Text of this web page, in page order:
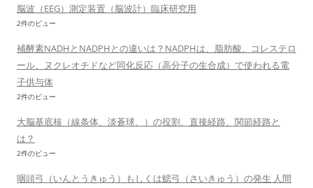
脳波（EEG）測定装置（脳波計）臨床研究用
2件のビュー
補酵素NADHとNADPHとの違いは？NADPHは、脂肪酸、コレステロ
ール、ヌクレオチドなど同化反応（高分子の生合成）で使われる電
子供与体
2件のビュー
大脳基底核（線条体、淡蒼球、）の役割、直接経路、関節経路と
は？
2件のビュー
咽頭弓（いんとうきゅう）もしくは鰓弓（さいきゅう）の発生 人間